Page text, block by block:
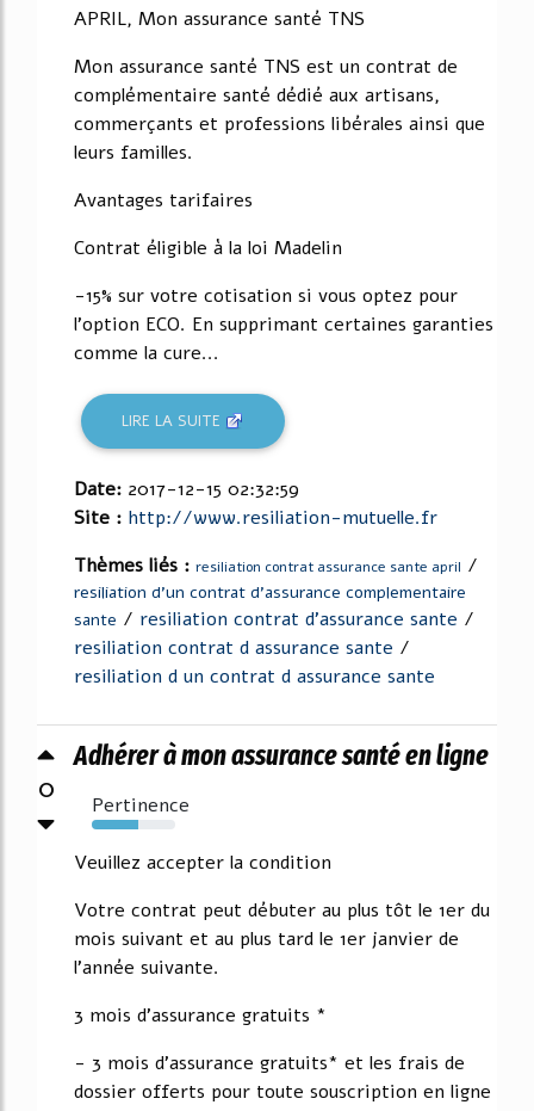
APRIL, Mon assurance santé TNS
Mon assurance santé TNS est un contrat de
complémentaire santé dédié aux artisans,
commerçants et professions libérales ainsi que
leurs familles.
Avantages tarifaires
Contrat éligible à la loi Madelin
-15% sur votre cotisation si vous optez pour
l'option ECO. En supprimant certaines garanties
comme la cure...
LIRE LA SUITE
Date: 2017-12-15 02:32:59
Site : http://www.resiliation-mutuelle.fr
Thèmes liés : resiliation contrat assurance sante april /
resiliation d'un contrat d'assurance complementaire
sante / resiliation contrat d'assurance sante /
resiliation contrat d assurance sante /
resiliation d un contrat d assurance sante
0
Adhérer à mon assurance santé en ligne
Pertinence
56%
Veuillez accepter la condition
Votre contrat peut débuter au plus tôt le 1er du
mois suivant et au plus tard le 1er janvier de
l'année suivante.
3 mois d'assurance gratuits *
- 3 mois d'assurance gratuits* et les frais de
dossier offerts pour toute souscription en ligne